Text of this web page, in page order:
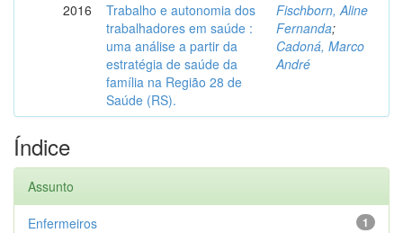
2016
Trabalho e autonomia dos
trabalhadores em saúde :
uma análise a partir da
estratégia de saúde da
família na Região 28 de
Saúde (RS).
Fischborn, Aline
Fernanda;
Cadoná, Marco
André
Índice
Assunto
1
Enfermeiros